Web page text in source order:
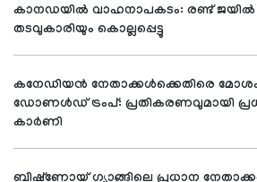
കാനഡയിൽ വാഹനാപകടം: രണ്ട്
തടവുകാരിയും കൊല്ലപ്പെട്ടു
കനേഡിയൻ നേതാക്കൾക്കെതിരെ
ഡോണൾഡ് ട്രംപ്: പ്രതികരണവുമായി
കാർണി